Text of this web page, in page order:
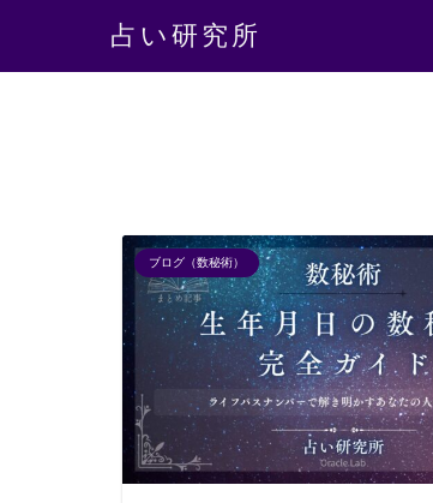
占い研究所
ブログ（数秘術）